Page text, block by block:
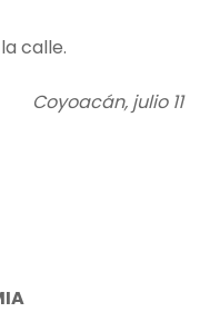
calle.
Coyoacán, julio 11